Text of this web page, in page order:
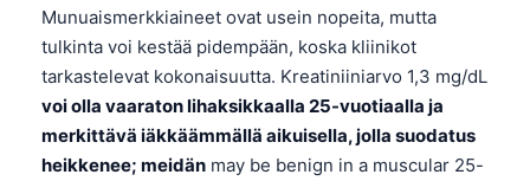
Munuaismerkkiaineet ovat usein nopeita, mutta
tulkinta voi kestää pidempään, koska kliinikot
tarkastelevat kokonaisuutta. Kreatiniiniarvo 1,3 mg/dL
voi olla vaaraton lihaksikkaalla 25-vuotiaalla ja
merkittävä iäkkäämmällä aikuisella, jolla suodatus
heikkenee; meidän may be benign in a muscular 25-